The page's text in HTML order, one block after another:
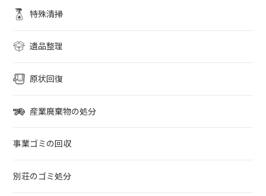
特殊清掃
遺品整理
原状回復
産業廃棄物の処分
事業ゴミの回収
別荘のゴミ処分